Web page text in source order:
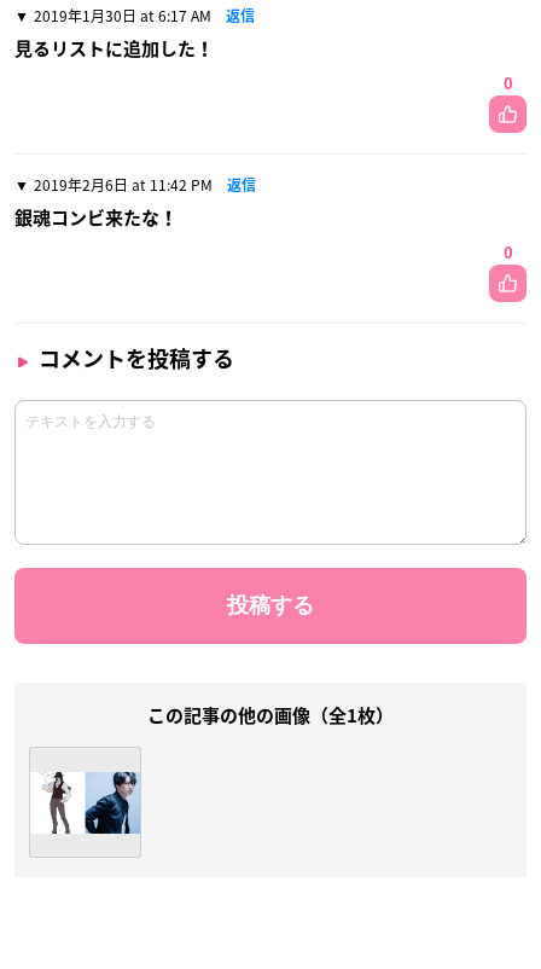
2019年1月30日 at 6:17 AM 返信
見るリストに追加した！
0
2019年2月6日 at 11:42 PM 返信
銀魂コンビ来たな！
0
コメントを投稿する
この記事の他の画像（全1枚）